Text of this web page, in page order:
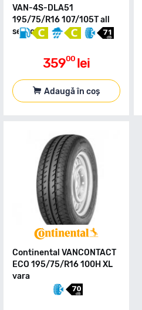
VAN-4S-DLA51
195/75/R16 107/105T all
season
35900 lei
Adaugă în coș
Continental VANCONTACT
ECO 195/75/R16 100H XL
vara